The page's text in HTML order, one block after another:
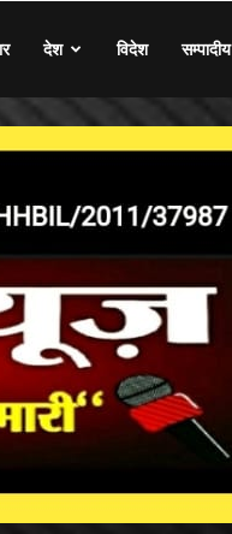
देश विदेश सम्पादीय